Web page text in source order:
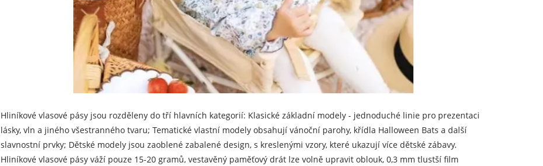
Hliníkové vlasové pásy jsou rozděleny do tří hlavních kategorií: Klasické základní modely - jednoduché linie pro prezentaci
lásky, vln a jiného všestranného tvaru; Tematické vlastní modely obsahují vánoční parohy, křídla Halloween Bats a další
slavnostní prvky; Dětské modely jsou zaoblené zabalené design, s kreslenými vzory, které ukazují více dětské zábavy.
Hliníkové vlasové pásy váží pouze 15-20 gramů, vestavěný paměťový drát lze volně upravit oblouk, 0,3 mm tlustší film